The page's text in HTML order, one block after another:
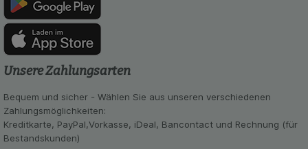
Unsere Zahlungsarten
Bequem und sicher - Wählen Sie aus unseren verschiedenen
Zahlungsmöglichkeiten:
Kreditkarte, PayPal,Vorkasse, iDeal, Bancontact und Rechnung (für
Bestandskunden)